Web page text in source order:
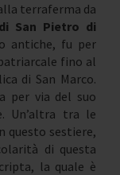
terraferma da
San Pietro di
antiche, fu per
fino al
di San Marco.
per via del suo
Un’altra tra le
questo sestiere,
di questa
la quale è